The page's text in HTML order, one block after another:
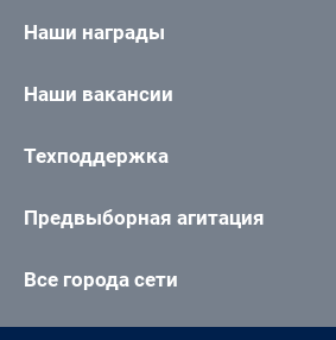
Наши награды
Наши вакансии
Техподдержка
Предвыборная агитация
Все города сети